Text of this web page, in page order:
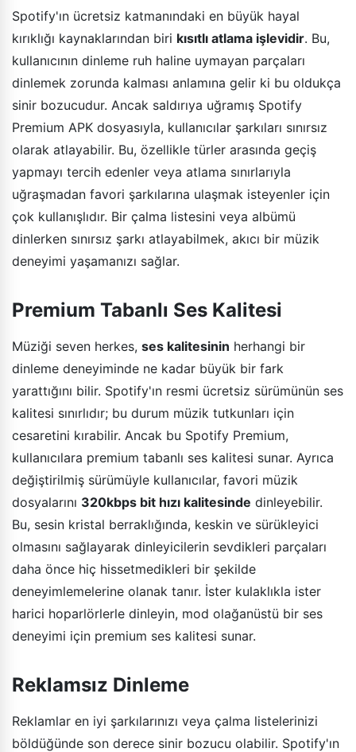
Spotify'ın ücretsiz katmanındaki en büyük hayal
kırıklığı kaynaklarından biri kısıtlı atlama işlevidir. Bu,
kullanıcının dinleme ruh haline uymayan parçaları
dinlemek zorunda kalması anlamına gelir ki bu oldukça
sinir bozucudur. Ancak saldırıya uğramış Spotify
Premium APK dosyasıyla, kullanıcılar şarkıları sınırsız
olarak atlayabilir. Bu, özellikle türler arasında geçiş
yapmayı tercih edenler veya atlama sınırlarıyla
uğraşmadan favori şarkılarına ulaşmak isteyenler için
çok kullanışlıdır. Bir çalma listesini veya albümü
dinlerken sınırsız şarkı atlayabilmek, akıcı bir müzik
deneyimi yaşamanızı sağlar.
Premium Tabanlı Ses Kalitesi
Müziği seven herkes, ses kalitesinin herhangi bir
dinleme deneyiminde ne kadar büyük bir fark
yarattığını bilir. Spotify'ın resmi ücretsiz sürümünün ses
kalitesi sınırlıdır; bu durum müzik tutkunları için
cesaretini kırabilir. Ancak bu Spotify Premium,
kullanıcılara premium tabanlı ses kalitesi sunar. Ayrıca
değiştirilmiş sürümüyle kullanıcılar, favori müzik
dosyalarını 320kbps bit hızı kalitesinde dinleyebilir.
Bu, sesin kristal berraklığında, keskin ve sürükleyici
olmasını sağlayarak dinleyicilerin sevdikleri parçaları
daha önce hiç hissetmedikleri bir şekilde
deneyimlemelerine olanak tanır. İster kulaklıkla ister
harici hoparlörlerle dinleyin, mod olağanüstü bir ses
deneyimi için premium ses kalitesi sunar.
Reklamsız Dinleme
Reklamlar en iyi şarkılarınızı veya çalma listelerinizi
böldüğünde son derece sinir bozucu olabilir. Spotify'ın